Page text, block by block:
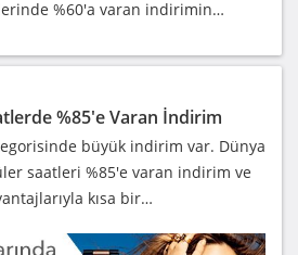
%60'a varan indirimin…
%85'e Varan İndirim
büyük indirim var. Dünya
saatleri %85'e varan indirim ve
kısa bir…